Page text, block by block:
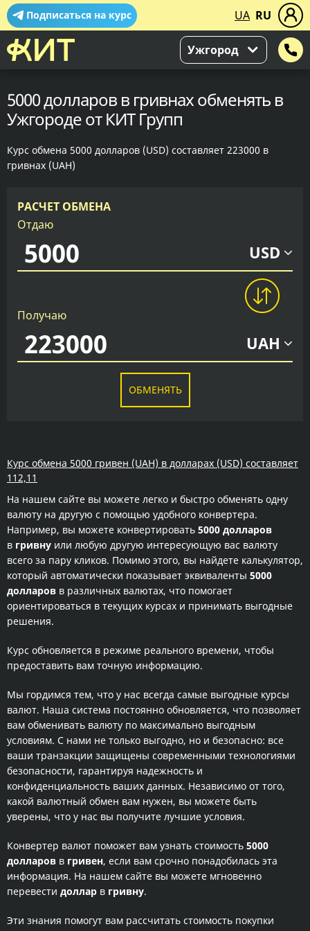
Подписаться на курс UA RU
Ужгород
5000 долларов в гривнах обменять в
Ужгороде от КИТ Групп
Курс обмена 5000 долларов (USD) составляет 223000 в
гривнах (UAH)
РАСЧЕТ ОБМЕНА
Отдаю
USD
Получаю
UAH
ОБМЕНЯТЬ
Курс обмена 5000 гривен (UAH) в долларах (USD) составляет
112,11
На нашем сайте вы можете легко и быстро обменять одну
валюту на другую с помощью удобного конвертера.
Например, вы можете конвертировать 5000 долларов
в гривну или любую другую интересующую вас валюту
всего за пару кликов. Помимо этого, вы найдете калькулятор,
который автоматически показывает эквиваленты 5000
долларов в различных валютах, что помогает
ориентироваться в текущих курсах и принимать выгодные
решения.
Курс обновляется в режиме реального времени, чтобы
предоставить вам точную информацию.
Мы гордимся тем, что у нас всегда самые выгодные курсы
валют. Наша система постоянно обновляется, что позволяет
вам обменивать валюту по максимально выгодным
условиям. С нами не только выгодно, но и безопасно: все
ваши транзакции защищены современными технологиями
безопасности, гарантируя надежность и
конфиденциальность ваших данных. Независимо от того,
какой валютный обмен вам нужен, вы можете быть
уверены, что у нас вы получите лучшие условия.
Конвертер валют поможет вам узнать стоимость 5000
долларов в гривен, если вам срочно понадобилась эта
информация. На нашем сайте вы можете мгновенно
перевести доллар в гривну.
Эти знания помогут вам рассчитать стоимость покупки